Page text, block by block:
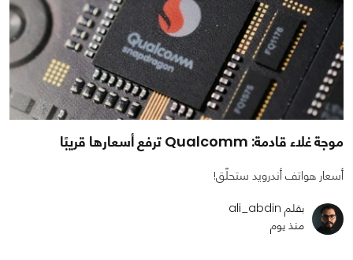
موجة غلاء قادمة: Qualcomm ترفع أسعارها قريبًا
أسعار هواتف أندرويد ستحلّق!
بقلم ali_abdin
منذ يوم